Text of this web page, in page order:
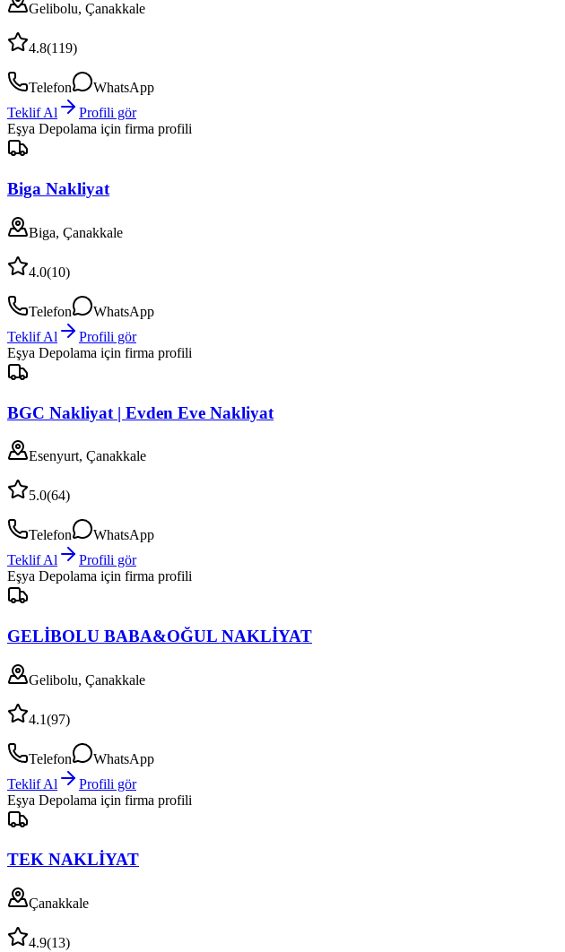
Gelibolu, Çanakkale
4.8(119)
Telefon
WhatsApp
Teklif Al
Profili gör
Eşya Depolama için firma profili
Biga Nakliyat
Biga, Çanakkale
4.0(10)
Telefon
WhatsApp
Teklif Al
Profili gör
Eşya Depolama için firma profili
BGC Nakliyat | Evden Eve Nakliyat
Esenyurt, Çanakkale
5.0(64)
Telefon
WhatsApp
Teklif Al
Profili gör
Eşya Depolama için firma profili
GELİBOLU BABA&OĞUL NAKLİYAT
Gelibolu, Çanakkale
4.1(97)
Telefon
WhatsApp
Teklif Al
Profili gör
Eşya Depolama için firma profili
TEK NAKLİYAT
Çanakkale
4.9(13)